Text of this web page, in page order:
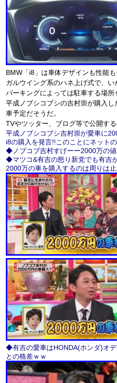
BMW「i8」は車体デザインも性能
ガルウイング系のハネ上げ式で、い
パーキングによっては駐車する場所
平成ノブシコブシの吉村崇が購入
車予定だそうだ。
TVやツッター、ブログ等で公開する
平成ノブシコブシ吉村崇が愛車に
i8の購入を発言!!このことにネット
◆ノブコブ吉村すげーー2000万の
◆マツコ&有吉の怒り新党でも有吉
2000万の車を購入するのは周りは
◆有吉の愛車はHONDA(ホンダ)オ
との格差ｗｗ